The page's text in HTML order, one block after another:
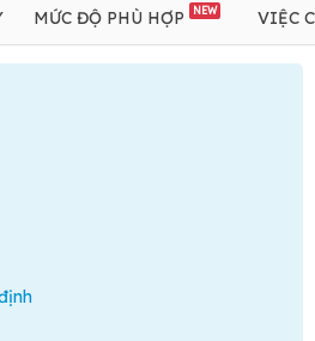
MỨC ĐỘ PHÙ HỢP NEW VIỆC